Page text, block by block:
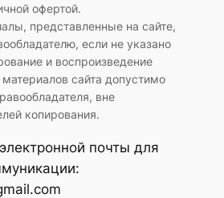
офертой.
представленные на сайте,
если не указано
и воспроизведение
сайта допустимо
вне
копирования.
почты для